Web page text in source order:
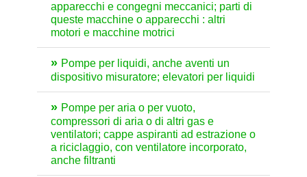
apparecchi e congegni meccanici; parti di
queste macchine o apparecchi : altri
motori e macchine motrici
Pompe per liquidi, anche aventi un
dispositivo misuratore; elevatori per liquidi
Pompe per aria o per vuoto,
compressori di aria o di altri gas e
ventilatori; cappe aspiranti ad estrazione o
a riciclaggio, con ventilatore incorporato,
anche filtranti